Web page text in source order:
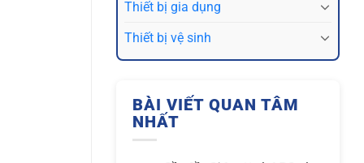
Thiết bị gia dụng
Thiết bị vệ sinh
BÀI VIẾT QUAN TÂM
NHẤT